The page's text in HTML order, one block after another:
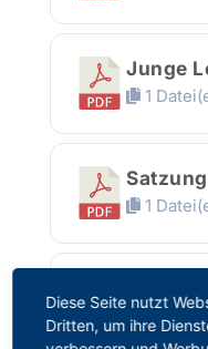
Junge
1
1
Diese Seite nutzt
Dritten, um ihre